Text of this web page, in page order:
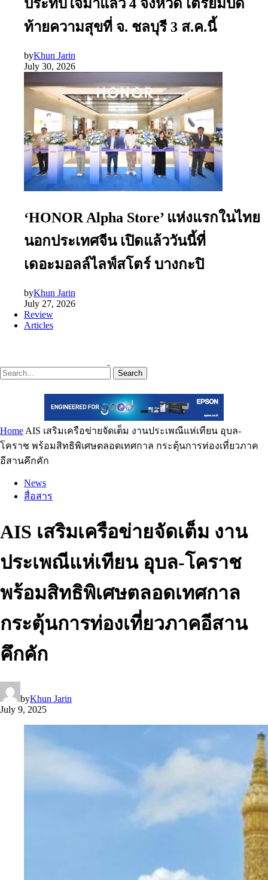
ประทับใจมาแล้ว 4 จังหวัด เตรียมปิด
ท้ายความสุขที่ จ. ชลบุรี 3 ส.ค.นี้
byKhun Jarin
July 30, 2026
‘HONOR Alpha Store’ แห่งแรกในไทย
นอกประเทศจีน เปิดแล้ววันนี้ที่
เดอะมอลล์ไลฟ์สโตร์ บางกะปิ
byKhun Jarin
July 27, 2026
Review
Articles
Search
Home AIS เสริมเครือข่ายจัดเต็ม งานประเพณีแห่เทียน อุบล-
โคราช พร้อมสิทธิพิเศษตลอดเทศกาล กระตุ้นการท่องเที่ยวภาค
อีสานคึกคัก
News
สื่อสาร
AIS เสริมเครือข่ายจัดเต็ม งาน
ประเพณีแห่เทียน อุบล-โคราช
พร้อมสิทธิพิเศษตลอดเทศกาล
กระตุ้นการท่องเที่ยวภาคอีสาน
คึกคัก
byKhun Jarin
July 9, 2025